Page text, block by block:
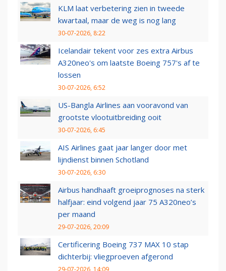
KLM laat verbetering zien in tweede
kwartaal, maar de weg is nog lang
30-07-2026, 8:22
Icelandair tekent voor zes extra Airbus
A320neo's om laatste Boeing 757's af te
lossen
30-07-2026, 6:52
US-Bangla Airlines aan vooravond van
grootste vlootuitbreiding ooit
30-07-2026, 6:45
AIS Airlines gaat jaar langer door met
lijndienst binnen Schotland
30-07-2026, 6:30
Airbus handhaaft groeiprognoses na sterk
halfjaar: eind volgend jaar 75 A320neo’s
per maand
29-07-2026, 20:09
Certificering Boeing 737 MAX 10 stap
dichterbij: vliegproeven afgerond